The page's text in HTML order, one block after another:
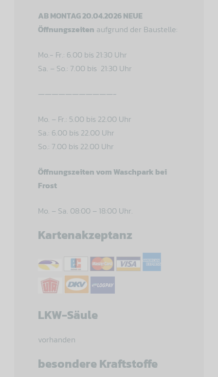
AB MONTAG 20.04.2026 NEUE
Öffnungszeiten aufgrund der Baustelle:
Mo.- Fr.: 6.00 bis 21:30 Uhr
Sa. – So.: 7.00 bis 21:30 Uhr
———————————-
Mo. – Fr.: 5.00 bis 22.00 Uhr
Sa.: 6.00 bis 22.00 Uhr
So.: 7.00 bis 22.00 Uhr
Öffnungszeiten vom Waschpark bei
Frost
Mo. – Sa. 08:00 – 18:00 Uhr.
Kartenakzeptanz
LKW-Säule
vorhanden
besondere Kraftstoffe